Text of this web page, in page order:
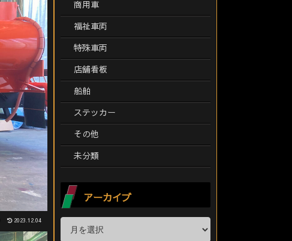
2023.12.04
商用車
福祉車両
特殊車両
店舗看板
船舶
ステッカー
その他
未分類
アーカイブ